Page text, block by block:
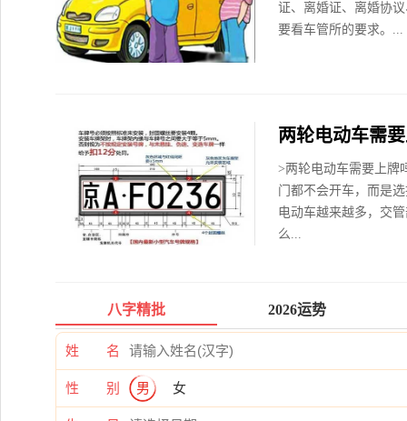
证、离婚证、离婚协
要看车管所的要求。...
两轮电动车需
>两轮电动车需要上牌
门都不会开车，而是
电动车越来越多，交
么...
八字精批 2026运势
姓 名
性 别 男 女